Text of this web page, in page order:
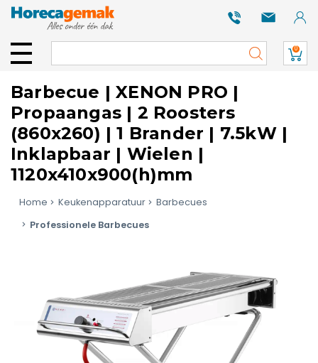
0
Barbecue | XENON PRO |
Propaangas | 2 Roosters
(860x260) | 1 Brander | 7.5kW |
Inklapbaar | Wielen |
1120x410x900(h)mm
Home Keukenapparatuur
Barbecues
Professionele Barbecues